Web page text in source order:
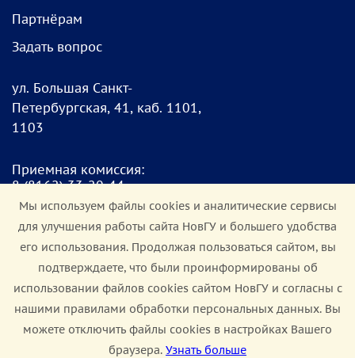
Партнёрам
Задать вопрос
ул. Большая Санкт-
Петербургская, 41, каб. 1101,
1103
Приемная комиссия:
8(8162) 33-20-44
pk@novsu.ru
Чат для абитуриентов:
https://clc.li/Terrt
Мы в соцсетях:
Мы используем файлы cookies и аналитические сервисы
для улучшения работы сайта НовГУ и большего удобства
его использования. Продолжая пользоваться сайтом, вы
подтверждаете, что были проинформированы об
использовании файлов cookies сайтом НовГУ и согласны с
нашими правилами обработки персональных данных. Вы
можете отключить файлы cookies в настройках Вашего
браузера. Узнать больше